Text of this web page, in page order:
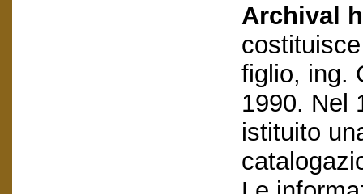
Archival
figlio, ing.
1990. Nel
istituito